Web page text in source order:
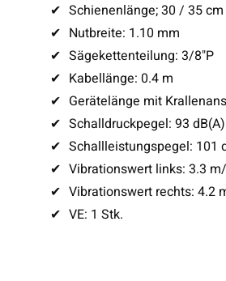
✔ Schienenlänge; 30 / 35 cm
✔ Nutbreite: 1.10 mm
✔ Sägekettenteilung: 3/8"P
✔ Kabellänge: 0.4 m
✔ Gerätelänge mit
✔ Schalldruckpegel: 93 dB(A)
✔ Schallleistungspegel: 101
✔ Vibrationswert links: 3.3
✔ Vibrationswert rechts: 4.2
✔ VE: 1 Stk.